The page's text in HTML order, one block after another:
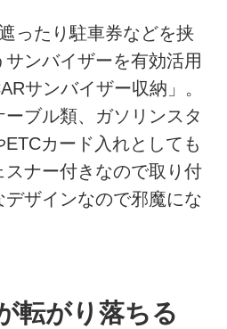
ったり駐車券などを挟
ンバイザーを有効活用
サンバイザー収納」。
ブル類、ガソリンスタ
カード入れとしても
ナー付きなので取り付
ザインなので邪魔にな
転がり落ちる